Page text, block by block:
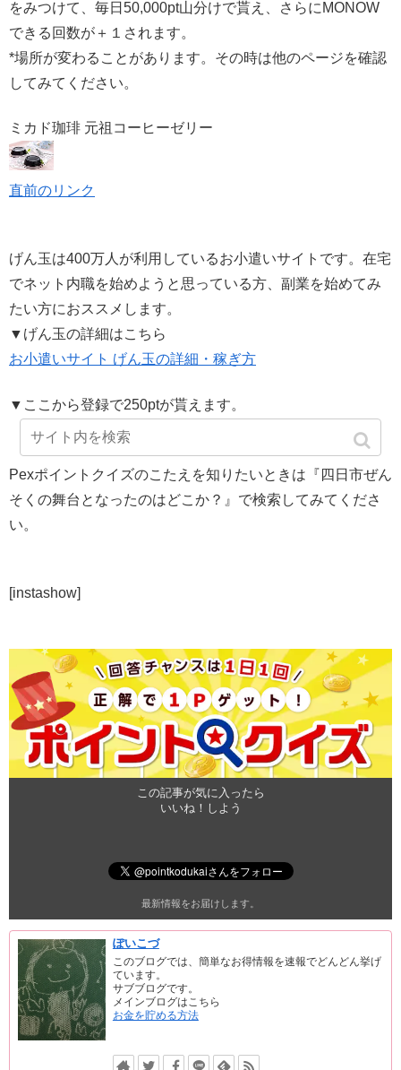
をみつけて、毎日50,000pt山分けで貰え、さらにMONOW
できる回数が＋１されます。
*場所が変わることがあります。その時は他のページを確認
してみてください。
ミカド珈琲 元祖コーヒーゼリー
直前のリンク
げん玉は400万人が利用しているお小遣いサイトです。在宅
でネット内職を始めようと思っている方、副業を始めてみ
たい方におススメします。
▼げん玉の詳細はこちら
お小遣いサイト げん玉の詳細・稼ぎ方
▼ここから登録で250ptが貰えます。
Pexポイントクイズのこたえを知りたいときは『四日市ぜん
そくの舞台となったのはどこか？』で検索してみてくださ
い。
[instashow]
この記事が気に入ったら
いいね！しよう
最新情報をお届けします。
ぽいこづ
このブログでは、簡単なお得情報を速報でどんどん挙げ
ています。
サブブログです。
メインブログはこちら
お金を貯める方法